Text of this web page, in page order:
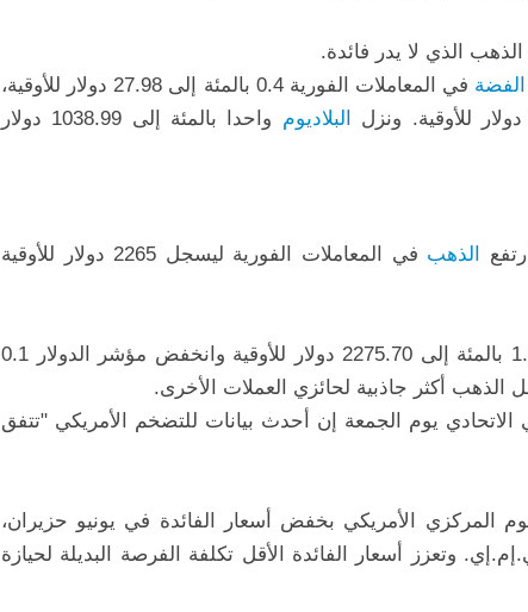
الذي لا يدر فائدة.
الفضة
في المعاملات الفورية 0.4 بالمئة إلى 27.98 دولار للأوقية،
البلاديوم
واحدا بالمئة إلى 1038.99 دولار
الذهب في المعاملات الفورية ليسجل
2265 دولار للأوقية
مؤشر الدولار
0.1
الذهب أكثر جاذبية لحائزي العملات الأخرى.
يوم الجمعة إن أحدث بيانات للتضخم الأمريكي "تتفق
بنسبة 69 بالمئة أن يقوم المركزي الأمريكي بخفض أسعار الفائدة في يونيو حزيران،
وتعزز أسعار الفائدة الأقل تكلفة الفرصة البديلة لحيازة